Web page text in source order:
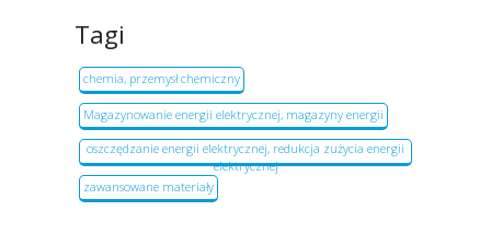
Tagi
chemia, przemysł chemiczny
Magazynowanie energii elektrycznej, magazyny energii
oszczędzanie energii elektrycznej, redukcja zużycia energii
elektrycznej
zawansowane materiały